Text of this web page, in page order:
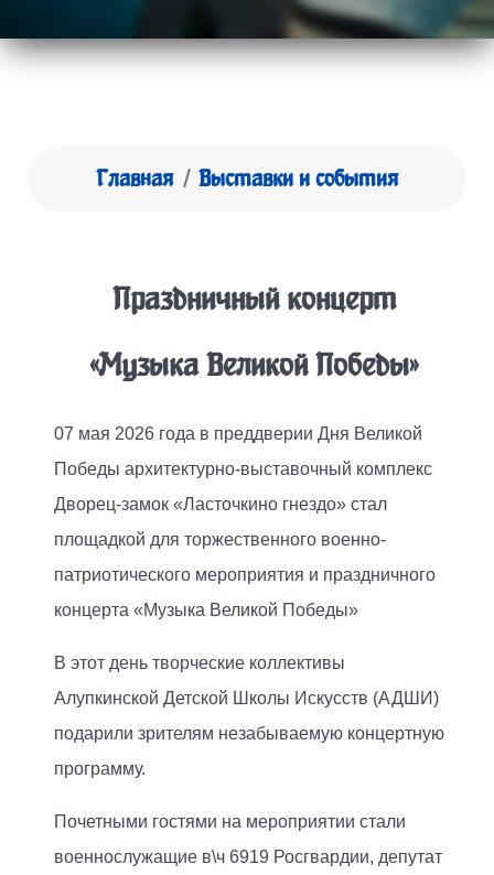
Главная Выставки и события
Праздничный концерт
«Музыка Великой Победы»
07 мая 2026 года в преддверии Дня Великой
Победы архитектурно-выставочный комплекс
Дворец-замок «Ласточкино гнездо» стал
площадкой для торжественного военно-
патриотического мероприятия и праздничного
концерта «Музыка Великой Победы»
В этот день творческие коллективы
Алупкинской Детской Школы Искусств (АДШИ)
подарили зрителям незабываемую концертную
программу.
Почетными гостями на мероприятии стали
военнослужащие в\ч 6919 Росгвардии, депутат